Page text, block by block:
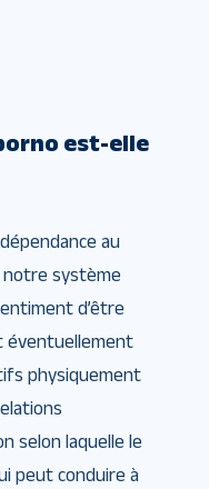
est-elle
au
notre système
d’être
éventuellement
physiquement
selon laquelle le
peut conduire à